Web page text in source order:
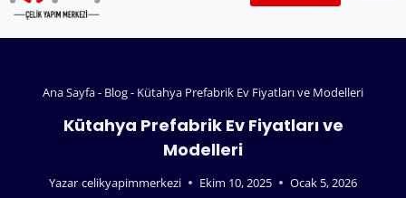
Ana Sayfa- Blog- Kütahya Prefabrik Ev Fiyatları ve Modelleri
Kütahya Prefabrik Ev Fiyatları ve
Modelleri
Yazar celikyapimmerkezi Ekim 10, 2025 Ocak 5, 2026